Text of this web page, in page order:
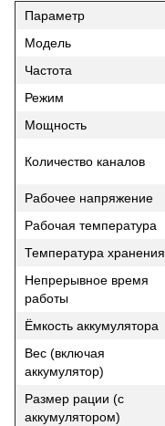
Параметр
Модель
Частота
Режим
Мощность
Количество каналов
Рабочее напряжение
Рабочая температура
Температура хранения
Непрерывное время
работы
Ёмкость аккумулятора
Вес (включая
аккумулятор)
Размер рации (с
аккумулятором)